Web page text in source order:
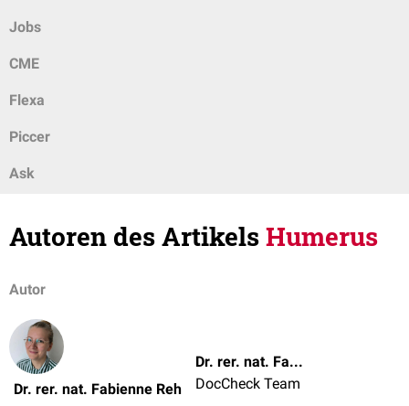
Jobs
CME
Flexa
Piccer
Ask
Autoren des ArtikelsHumerus
Autor
Dr. rer. nat. Fabienne Reh
Dr. rer. nat. Fabienne Reh
DocCheck Team